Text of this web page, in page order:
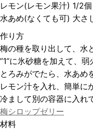
レモン(レモン果汁) 1/2個
水あめ(なくても可) 大さ
作り方
梅の種を取り出して、水
”1”に氷砂糖を加えて、
とろみがでたら、水あめ
レモン汁を入れ、簡単に
冷まして別の容器に入れ
梅シロップゼリー
材料